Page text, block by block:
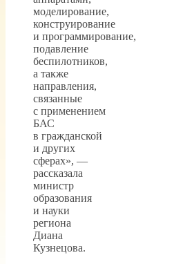
моделирование,
конструирование
и программирование,
подавление
беспилотников,
а также
направления,
связанные
с применением
БАС
в гражданской
и других
сферах», —
рассказала
министр
образования
и науки
региона
Диана
Кузнецова.